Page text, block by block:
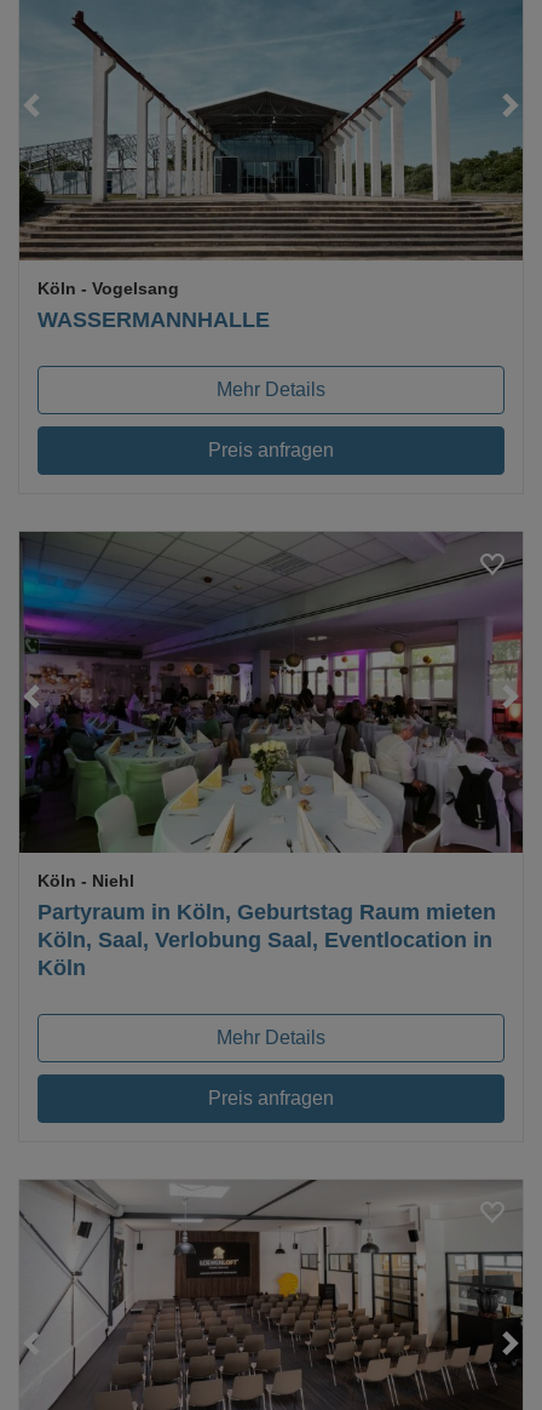
Loading...
WASSERMANNHALLE
Köln - Vogelsang
Mehr Details
Preis anfragen
Loading...
Partyraum in Köln, Geburtstag Raum mieten
Köln, Saal, Verlobung Saal, Eventlocation in
Köln
Köln - Niehl
Mehr Details
Preis anfragen
Loading...